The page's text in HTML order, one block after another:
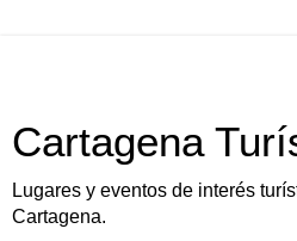
Cartagena
Lugares y eventos de interés
Cartagena.